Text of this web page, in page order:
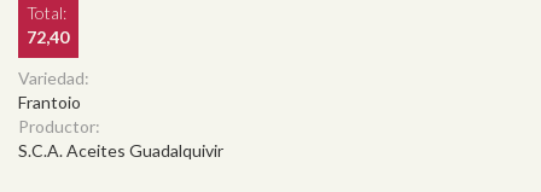
Total:
72,40
Variedad:
Frantoio
Productor:
S.C.A. Aceites Guadalquivir